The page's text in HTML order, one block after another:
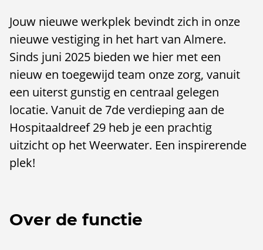
Jouw nieuwe werkplek bevindt zich in onze
nieuwe vestiging in het hart van Almere.
Sinds juni 2025 bieden we hier met een
nieuw en toegewijd team onze zorg, vanuit
een uiterst gunstig en centraal gelegen
locatie. Vanuit de 7de verdieping aan de
Hospitaaldreef 29 heb je een prachtig
uitzicht op het Weerwater. Een inspirerende
plek!
Over de functie